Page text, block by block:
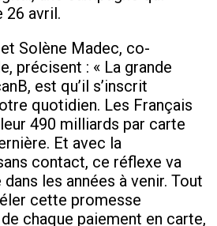
26 avril.
Solène Madec, co-
précisent : « La grande
est qu’il s’inscrit
quotidien. Les Français
490 milliards par carte
Et avec la
contact, ce réflexe va
les années à venir. Tout
cette promesse
chaque paiement en carte,